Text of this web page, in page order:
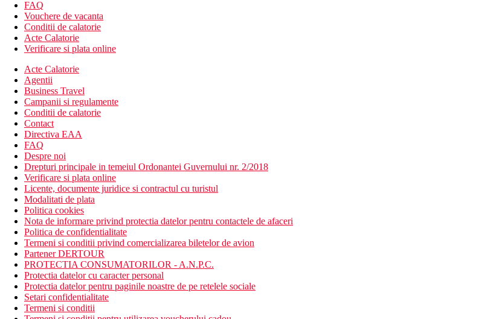
restaurant principal cu sectiune pentru copii
2× restaurante a la carte (mediteraneene si peste contra cost, este necesara rezervare)
bar
bar in receptie
bar de zi
Wi-Fi in hol (gratuit)
magazine
centru de frumusete
coafor
5 piscine, dintre care 1 este incalzita iarna (sezlonguri, umbrele si prosoape gratuite)
piscina pentru copii
loc de joaca
mini club (pentru copii de la 4-12 ani)
Descrierea plajei
nisipos
sezlonguri si umbrele gratuite
bar pe plaja
Activitati sportive gratuite
programe de animatie
programe de seara
aerobic
polo
darts
lectii de dans
mini-golf
FAQ
Vouchere de vacanta
Conditii de calatorie
Acte Calatorie
Verificare si plata online
Acte Calatorie
Agentii
Business Travel
Campanii si regulamente
Conditii de calatorie
Contact
Directiva EAA
FAQ
Despre noi
Drepturi principale in temeiul Ordonantei Guvernului nr. 2/2018
Verificare si plata online
Licente, documente juridice si contractul cu turistul
Modalitati de plata
Politica cookies
Nota de informare privind protectia datelor pentru contactele de afaceri
Politica de confidentialitate
Termeni si conditii privind comercializarea biletelor de avion
Partener DERTOUR
PROTECTIA CONSUMATORILOR - A.N.P.C.
Protectia datelor cu caracter personal
Protectia datelor pentru paginile noastre de pe retelele sociale
Setari confidentialitate
Termeni si conditii